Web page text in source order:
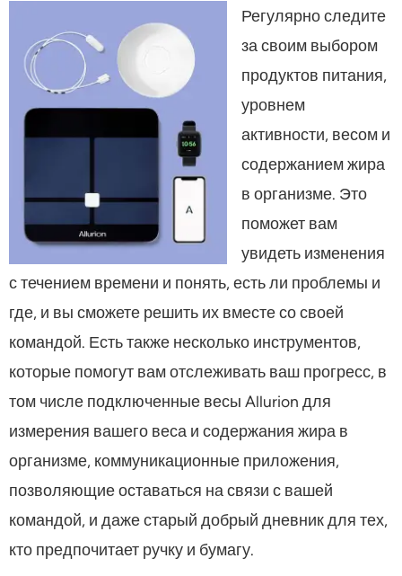
Регулярно следите
за своим выбором
продуктов питания,
уровнем
активности, весом и
содержанием жира
в организме. Это
поможет вам
увидеть изменения
с течением времени и понять, есть ли проблемы и
где, и вы сможете решить их вместе со своей
командой. Есть также несколько инструментов,
которые помогут вам отслеживать ваш прогресс, в
том числе подключенные весы Allurion для
измерения вашего веса и содержания жира в
организме, коммуникационные приложения,
позволяющие оставаться на связи с вашей
командой, и даже старый добрый дневник для тех,
кто предпочитает ручку и бумагу.